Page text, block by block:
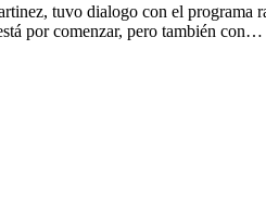
tuvo dialogo con el programa
por comenzar, pero también con…